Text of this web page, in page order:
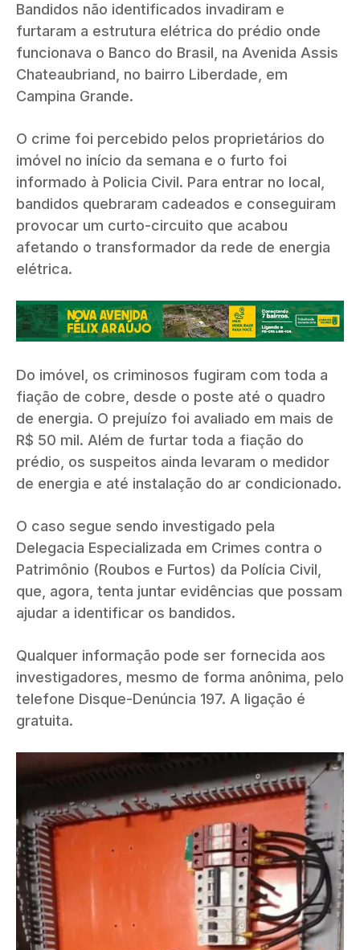
Bandidos não identificados invadiram e
furtaram a estrutura elétrica do prédio onde
funcionava o Banco do Brasil, na Avenida Assis
Chateaubriand, no bairro Liberdade, em
Campina Grande.
O crime foi percebido pelos proprietários do
imóvel no início da semana e o furto foi
informado à Policia Civil. Para entrar no local,
bandidos quebraram cadeados e conseguiram
provocar um curto-circuito que acabou
afetando o transformador da rede de energia
elétrica.
Do imóvel, os criminosos fugiram com toda a
fiação de cobre, desde o poste até o quadro
de energia. O prejuízo foi avaliado em mais de
R$ 50 mil. Além de furtar toda a fiação do
prédio, os suspeitos ainda levaram o medidor
de energia e até instalação do ar condicionado.
O caso segue sendo investigado pela
Delegacia Especializada em Crimes contra o
Patrimônio (Roubos e Furtos) da Polícia Civil,
que, agora, tenta juntar evidências que possam
ajudar a identificar os bandidos.
Qualquer informação pode ser fornecida aos
investigadores, mesmo de forma anônima, pelo
telefone Disque-Denúncia 197. A ligação é
gratuita.